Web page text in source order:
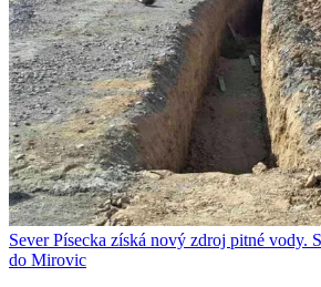
Sever Písecka získá nový zdroj pitné vody.
do Mirovic